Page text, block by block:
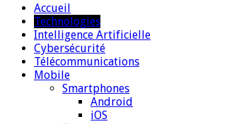
Accueil
Technologies
Intelligence Artificielle
Cybersécurité
Télécommunications
Mobile
Smartphones
Android
iOS